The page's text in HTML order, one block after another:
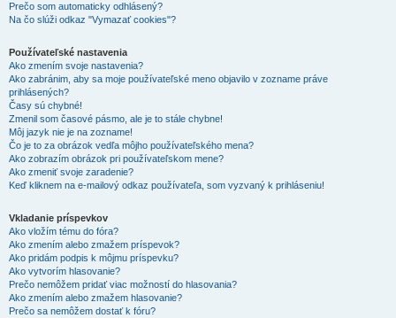
Prečo som automaticky odhlásený?
Na čo slúži odkaz "Vymazať cookies"?
Používateľské nastavenia
Ako zmením svoje nastavenia?
Ako zabránim, aby sa moje používateľské meno objavilo v zozname práve
prihlásených?
Časy sú chybné!
Zmenil som časové pásmo, ale je to stále chybne!
Môj jazyk nie je na zozname!
Čo je to za obrázok vedľa môjho používateľského mena?
Ako zobrazím obrázok pri používateľskom mene?
Ako zmeniť svoje zaradenie?
Keď kliknem na e-mailový odkaz používateľa, som vyzvaný k prihláseniu!
Vkladanie príspevkov
Ako vložím tému do fóra?
Ako zmením alebo zmažem príspevok?
Ako pridám podpis k môjmu príspevku?
Ako vytvorím hlasovanie?
Prečo nemôžem pridať viac možností do hlasovania?
Ako zmením alebo zmažem hlasovanie?
Prečo sa nemôžem dostať k fóru?